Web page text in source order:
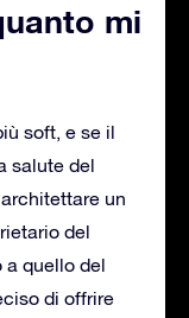
mi
soft, e se il
salute del
un
del
a quello del
di offrire